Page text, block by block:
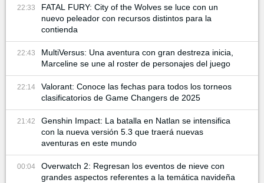
22:33
FATAL FURY: City of the Wolves se luce con un
nuevo peleador con recursos distintos para la
contienda
22:43
MultiVersus: Una aventura con gran destreza inicia,
Marceline se une al roster de personajes del juego
22:14
Valorant: Conoce las fechas para todos los torneos
clasificatorios de Game Changers de 2025
21:42
Genshin Impact: La batalla en Natlan se intensifica
con la nueva versión 5.3 que traerá nuevas
aventuras en este mundo
00:04
Overwatch 2: Regresan los eventos de nieve con
grandes aspectos referentes a la temática navideña